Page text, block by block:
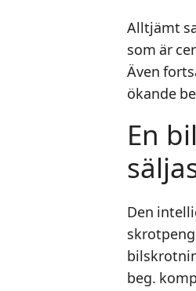
Alltjämt
som är
Även
ökande
En
Den
beg.